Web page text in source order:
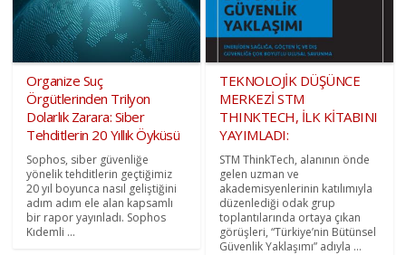
Organize Suç
Örgütlerinden Trilyon
Dolarlık Zarara: Siber
Tehditlerin 20 Yıllık Öyküsü
Sophos, siber güvenliğe
yönelik tehditlerin geçtiğimiz
20 yıl boyunca nasıl geliştiğini
adım adım ele alan kapsamlı
bir rapor yayınladı. Sophos
Kıdemli ...
TEKNOLOJİK DÜŞÜNCE
MERKEZİ STM
THINKTECH, İLK KİTABINI
YAYIMLADI:
STM ThinkTech, alanının önde
gelen uzman ve
akademisyenlerinin katılımıyla
düzenlediği odak grup
toplantılarında ortaya çıkan
görüşleri, “Türkiye’nin Bütünsel
Güvenlik Yaklaşımı” adıyla ...